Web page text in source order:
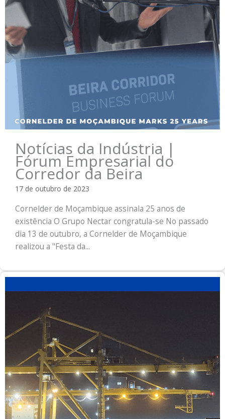
Notícias da Indústria |
Fórum Empresarial do
Corredor da Beira
17 de outubro de 2023
Cornelder de Moçambique assinala 25 anos de
existência O Grupo Nectar congratula-se No passado
dia 13 de outubro, a Cornelder de Moçambique
realizou a "Festa da...